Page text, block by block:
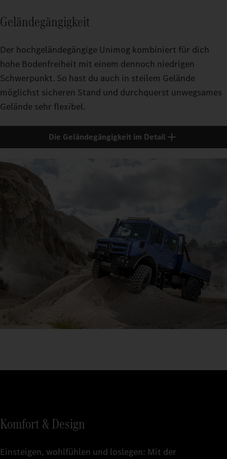
Geländegängigkeit
Der hochgeländegängige Unimog kombiniert für dich
hohe Bodenfreiheit mit einem dennoch niedrigen
Schwerpunkt. So hast du auch in steilem Gelände
möglichst sicheren Stand und durchquerst unwegsames
Gelände sehr flexibel.
Die Geländegängigkeit im Detail
Komfort & Design
Einsteigen, wohlfühlen und loslegen: Mit der